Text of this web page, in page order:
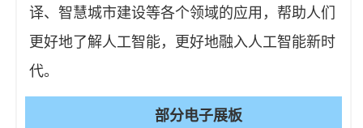
译、智慧城市建设等各个领域的应用，帮助人们
更好地了解人工智能，更好地融入人工智能新时
代。
部分电子展板